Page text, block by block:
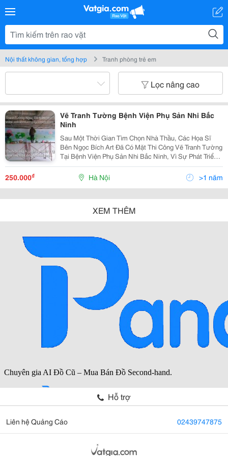
Nội thất không gian, tổng hợp Tranh phòng trẻ em
Lọc nâng cao
Vẽ Tranh Tường Bệnh Viện Phụ Sản Nhi Bắc
Ninh
Sau Một Thời Gian Tìm Chọn Nhà Thầu, Các Họa Sĩ
Bên Ngọc Bích Art Đã Có Mặt Thi Công Vẽ Tranh Tường
Tại Bệnh Viện Phụ Sản Nhi Bắc Ninh, Vì Sự Phát Triển
Bền Vững Và Hướng Tới Là Một Trong Những Bệnh
Viện Hàng Đầu Miền Bắc Giảm Tải Cho Bệnh Viện Nhi T
250.000₫ Hà Nội >1 năm
XEM THÊM
Hỗ trợ
Liên hệ Quảng Cáo 02439747875